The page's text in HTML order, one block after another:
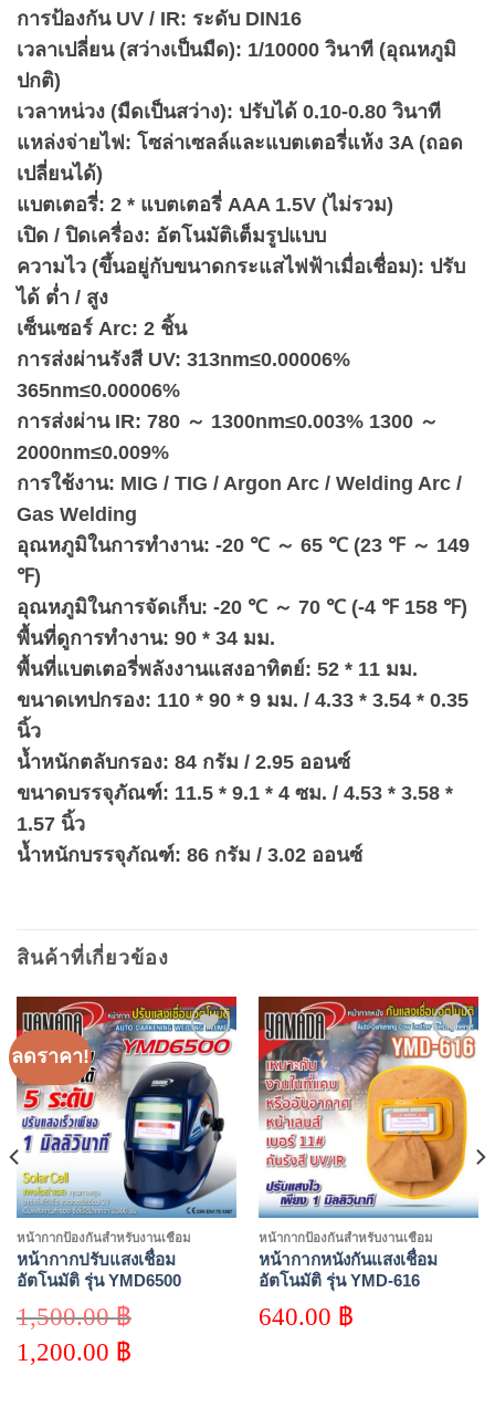
การป้องกัน UV / IR: ระดับ DIN16
เวลาเปลี่ยน (สว่างเป็นมืด): 1/10000 วินาที (อุณหภูมิ
ปกติ)
เวลาหน่วง (มืดเป็นสว่าง): ปรับได้ 0.10-0.80 วินาที
แหล่งจ่ายไฟ: โซล่าเซลล์และแบตเตอรี่แห้ง 3A (ถอด
เปลี่ยนได้)
แบตเตอรี่: 2 * แบตเตอรี่ AAA 1.5V (ไม่รวม)
เปิด / ปิดเครื่อง: อัตโนมัติเต็มรูปแบบ
ความไว (ขึ้นอยู่กับขนาดกระแสไฟฟ้าเมื่อเชื่อม): ปรับ
ได้ ต่ำ / สูง
เซ็นเซอร์ Arc: 2 ชิ้น
การส่งผ่านรังสี UV: 313nm≤0.00006%
365nm≤0.00006%
การส่งผ่าน IR: 780 ～ 1300nm≤0.003% 1300 ～
2000nm≤0.009%
การใช้งาน: MIG / TIG / Argon Arc / Welding Arc /
Gas Welding
อุณหภูมิในการทำงาน: -20 ℃ ～ 65 ℃ (23 ℉ ～ 149
℉)
อุณหภูมิในการจัดเก็บ: -20 ℃ ～ 70 ℃ (-4 ℉ 158 ℉)
พื้นที่ดูการทำงาน: 90 * 34 มม.
พื้นที่แบตเตอรี่พลังงานแสงอาทิตย์: 52 * 11 มม.
ขนาดเทปกรอง: 110 * 90 * 9 มม. / 4.33 * 3.54 * 0.35
นิ้ว
น้ำหนักตลับกรอง: 84 กรัม / 2.95 ออนซ์
ขนาดบรรจุภัณฑ์: 11.5 * 9.1 * 4 ซม. / 4.53 * 3.58 *
1.57 นิ้ว
น้ำหนักบรรจุภัณฑ์: 86 กรัม / 3.02 ออนซ์
สินค้าที่เกี่ยวข้อง
ลดราคา!
Add to
wishlist
หน้ากากป้องกันสำหรับงานเชื่อม
หน้ากากปรับแสงเชื่อม
อัตโนมัติ รุ่น YMD6500
1,500.00฿
price
was:
1,200.00 ฿
Add to
wishlist
หน้ากากป้องกันสำหรับงานเชื่อม
หน้ากากหนังกันแสงเชื่อม
อัตโนมัติ รุ่น YMD-616
640.00 ฿